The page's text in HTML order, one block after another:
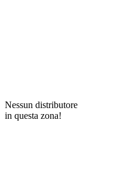
Nessun distributore
in questa zona!